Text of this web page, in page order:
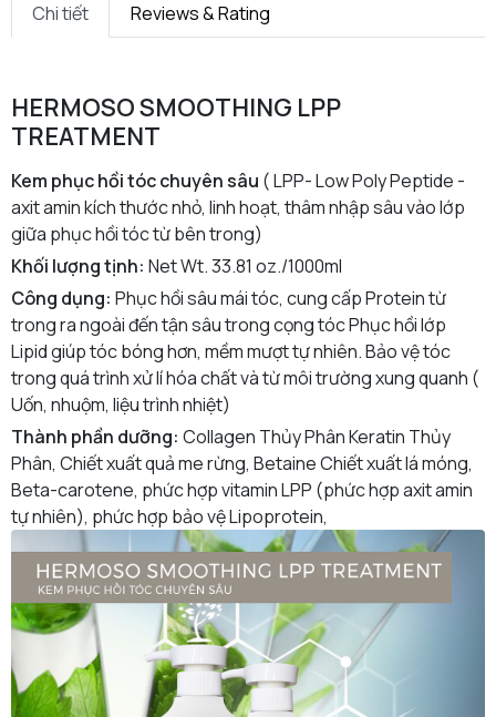
Chi tiết Reviews & Rating
HERMOSO SMOOTHING LPP
TREATMENT
Kem phục hồi tóc chuyên sâu ( LPP- Low Poly Peptide -
axit amin kích thước nhỏ, linh hoạt, thâm nhập sâu vào lớp
giữa phục hồi tóc từ bên trong)
Khối lượng tịnh: Net Wt. 33.81 oz./1000ml
Công dụng: Phục hồi sâu mái tóc, cung cấp Protein từ
trong ra ngoài đến tận sâu trong cọng tóc Phục hồi lớp
Lipid giúp tóc bóng hơn, mềm mượt tự nhiên. Bảo vệ tóc
trong quá trình xử lí hóa chất và từ môi trường xung quanh (
Uốn, nhuộm, liệu trình nhiệt)
Thành phần dưỡng: Collagen Thủy Phân Keratin Thủy
Phân, Chiết xuất quả me rừng, Betaine Chiết xuất lá móng,
Beta-carotene, phức hợp vitamin LPP (phức hợp axit amin
tự nhiên), phức hợp bảo vệ Lipoprotein,